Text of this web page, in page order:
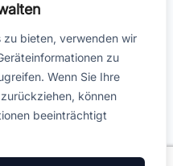
zu bieten, verwenden wir
zu
Wenn Sie Ihre
können
beeinträchtigt